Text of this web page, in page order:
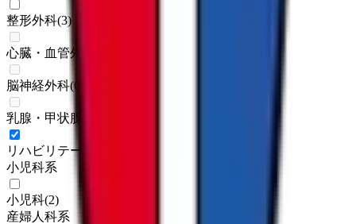
整形外科(3)
心臓・血管外科
脳神経外科(0
乳腺・甲状腺外科
リハビリテーション科
小児科系
小児科(2)
産婦人科系